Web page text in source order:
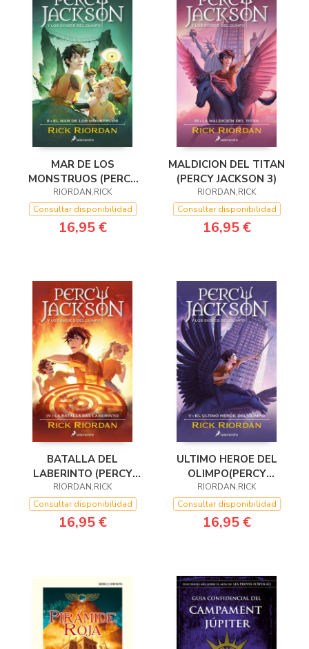
MAR DE LOS
MONSTRUOS (PERCY
JACKSON 2)
RIORDAN,RICK
Consultar disponibilidad
16,95 €
MALDICION DEL TITAN
(PERCY JACKSON 3)
RIORDAN,RICK
Consultar disponibilidad
16,95 €
BATALLA DEL
LABERINTO (PERCY
JACKSON 4)
RIORDAN,RICK
Consultar disponibilidad
16,95 €
ULTIMO HEROE DEL
OLIMPO(PERCY
JACKSON 5)
RIORDAN,RICK
Consultar disponibilidad
16,95 €